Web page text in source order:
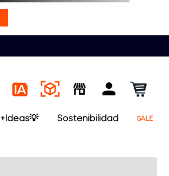
+Ideas💡 Sostenibilidad SALE